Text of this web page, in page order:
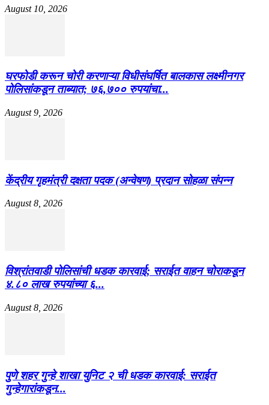
August 10, 2026
घरफोडी करून चोरी करणाऱ्या विधीसंघर्षित बालकास लक्ष्मीनगर
पोलिसांकडून ताब्यात; ७६,७०० रुपयांचा...
August 9, 2026
केंद्रीय गृहमंत्री दक्षता पदक (अन्वेषण) प्रदान सोहळा संपन्न
August 8, 2026
विश्रांतवाडी पोलिसांची धडक कारवाई; सराईत वाहन चोराकडून
४.८० लाख रुपयांच्या ६...
August 8, 2026
पुणे शहर गुन्हे शाखा युनिट २ ची धडक कारवाई: सराईत
गुन्हेगारांकडून...